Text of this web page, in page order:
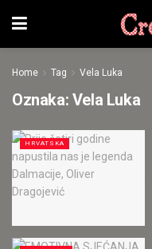
Home Tag Vela Luka
Oznaka: Vela Luka
HRVATSKA